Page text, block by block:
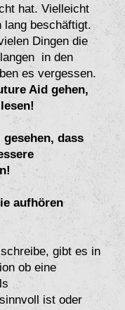
hat. Vielleicht
lang beschäftigt.
Dingen die
in den
es vergessen.
Aid gehen,
dass
aufhören
gibt es in
ob eine
ist oder